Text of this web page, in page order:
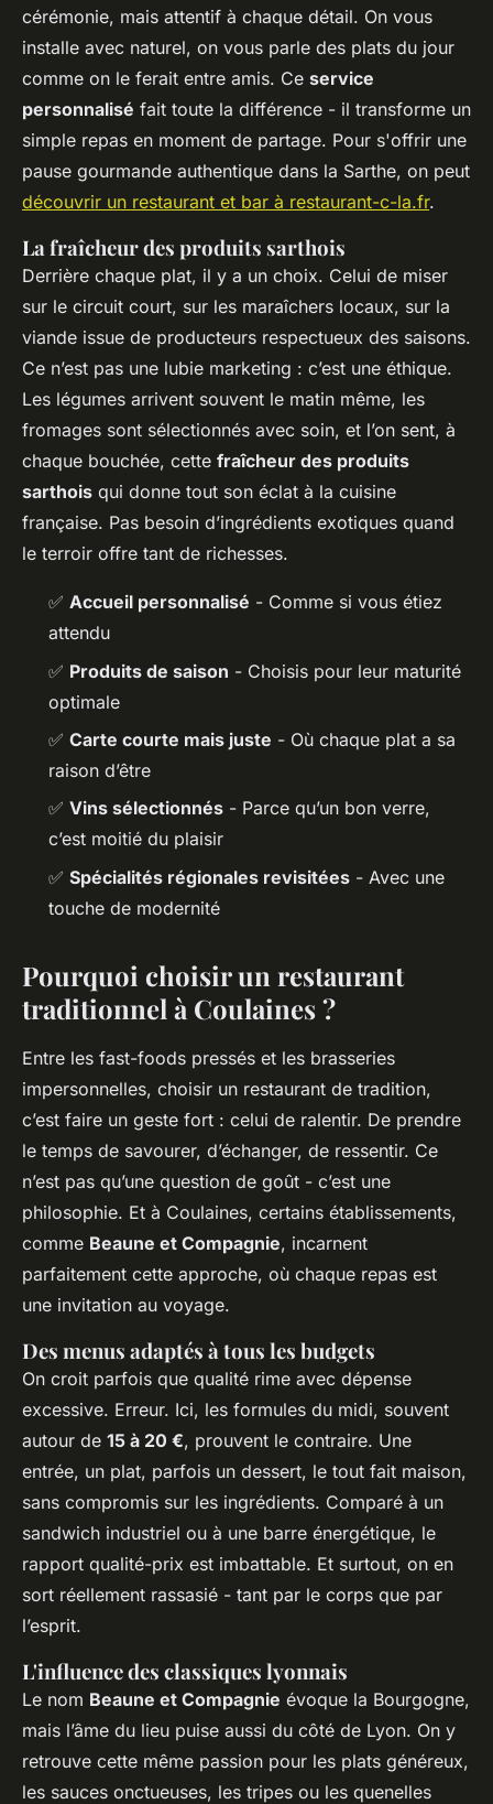
cérémonie, mais attentif à chaque détail. On vous
installe avec naturel, on vous parle des plats du jour
comme on le ferait entre amis. Ce service
personnalisé fait toute la différence - il transforme un
simple repas en moment de partage. Pour s'offrir une
pause gourmande authentique dans la Sarthe, on peut
découvrir un restaurant et bar à restaurant-c-la.fr.
La fraîcheur des produits sarthois
Derrière chaque plat, il y a un choix. Celui de miser
sur le circuit court, sur les maraîchers locaux, sur la
viande issue de producteurs respectueux des saisons.
Ce n’est pas une lubie marketing : c’est une éthique.
Les légumes arrivent souvent le matin même, les
fromages sont sélectionnés avec soin, et l’on sent, à
chaque bouchée, cette fraîcheur des produits
sarthois qui donne tout son éclat à la cuisine
française. Pas besoin d’ingrédients exotiques quand
le terroir offre tant de richesses.
✅ Accueil personnalisé - Comme si vous étiez
attendu
✅ Produits de saison - Choisis pour leur maturité
optimale
✅ Carte courte mais juste - Où chaque plat a sa
raison d’être
✅ Vins sélectionnés - Parce qu’un bon verre,
c’est moitié du plaisir
✅ Spécialités régionales revisitées - Avec une
touche de modernité
Pourquoi choisir un restaurant
traditionnel à Coulaines ?
Entre les fast-foods pressés et les brasseries
impersonnelles, choisir un restaurant de tradition,
c’est faire un geste fort : celui de ralentir. De prendre
le temps de savourer, d’échanger, de ressentir. Ce
n’est pas qu’une question de goût - c’est une
philosophie. Et à Coulaines, certains établissements,
comme Beaune et Compagnie, incarnent
parfaitement cette approche, où chaque repas est
une invitation au voyage.
Des menus adaptés à tous les budgets
On croit parfois que qualité rime avec dépense
excessive. Erreur. Ici, les formules du midi, souvent
autour de 15 à 20 €, prouvent le contraire. Une
entrée, un plat, parfois un dessert, le tout fait maison,
sans compromis sur les ingrédients. Comparé à un
sandwich industriel ou à une barre énergétique, le
rapport qualité-prix est imbattable. Et surtout, on en
sort réellement rassasié - tant par le corps que par
l’esprit.
L'influence des classiques lyonnais
Le nom Beaune et Compagnie évoque la Bourgogne,
mais l’âme du lieu puise aussi du côté de Lyon. On y
retrouve cette même passion pour les plats généreux,
les sauces onctueuses, les tripes ou les quenelles